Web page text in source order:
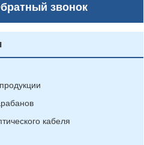
звонок
кабеля